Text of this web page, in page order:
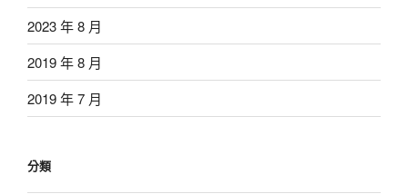
2023 年 8 月
2019 年 8 月
2019 年 7 月
分類